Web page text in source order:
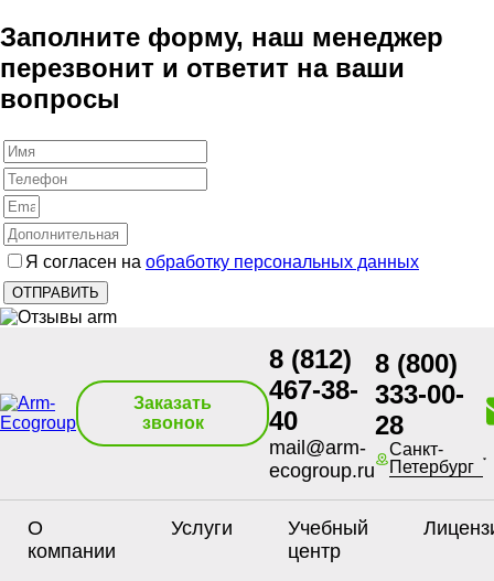
Заполните форму, наш менеджер
перезвонит и ответит на ваши
вопросы
Я согласен на обработку персональных данных
Заказать
звонок
8 (812)
467-38-
40
mail@arm-
ecogroup.ru
8 (800)
333-00-
28
Санкт-
Петербург
О
компании
Услуги
Учебный
центр